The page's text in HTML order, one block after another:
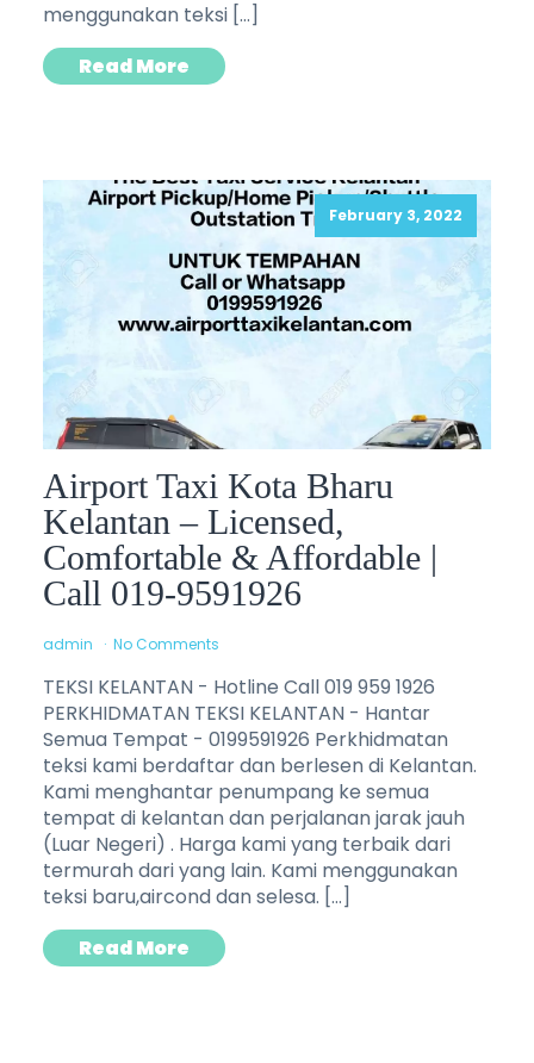
menggunakan teksi […]
Read More
February 3, 2022
Airport Taxi Kota Bharu
Kelantan – Licensed,
Comfortable & Affordable |
Call 019-9591926
admin No Comments
TEKSI KELANTAN - Hotline Call 019 959 1926
PERKHIDMATAN TEKSI KELANTAN - Hantar
Semua Tempat - 0199591926 Perkhidmatan
teksi kami berdaftar dan berlesen di Kelantan.
Kami menghantar penumpang ke semua
tempat di kelantan dan perjalanan jarak jauh
(Luar Negeri) . Harga kami yang terbaik dari
termurah dari yang lain. Kami menggunakan
teksi baru,aircond dan selesa. […]
Read More